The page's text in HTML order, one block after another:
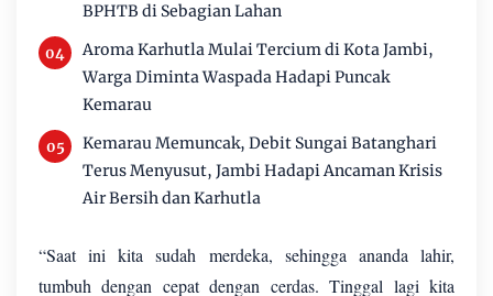
BPHTB di Sebagian Lahan
Aroma Karhutla Mulai Tercium di Kota Jambi,
Warga Diminta Waspada Hadapi Puncak
Kemarau
Kemarau Memuncak, Debit Sungai Batanghari
Terus Menyusut, Jambi Hadapi Ancaman Krisis
Air Bersih dan Karhutla
“Saat ini kita sudah merdeka, sehingga ananda lahir,
tumbuh dengan cepat dengan cerdas. Tinggal lagi kita